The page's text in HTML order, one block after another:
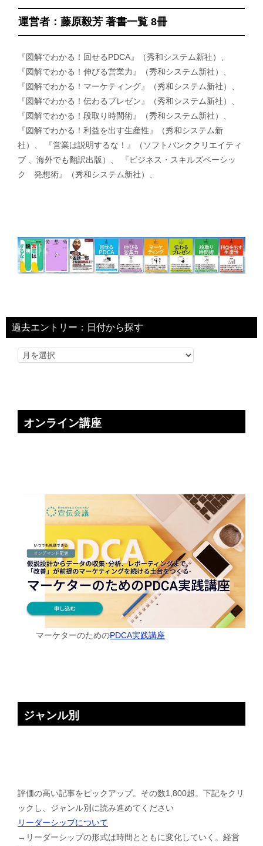
運営者：藤原毅芳 著書一覧 8冊
『図解でわかる！回せるPDCA』（秀和システム新社）、
『図解でわかる！伸びる営業力』（秀和システム新社）、
『図解でわかる！マーケティング』（秀和システム新社）、
『図解でわかる！伝わるプレゼン』（秀和システム新社）、
『図解でわかる！段取り時間術』（秀和システム新社）、
『図解でわかる！利益を出す生産性』（秀和システム新
社）、 『営業は説明するな！』（ソフトバンククリエイティ
ブ 、海外でも翻訳出版）、 『ビジネス・スキルズベーシッ
ク 発想術』（秀和システム新社）、
過去エントリー：日付から探す
オンライン講座
マーケターのためのPDCA実践講座
ジャンル別
評価の高い記事をピックアップ。その数1,800超。下記をクリ
ックし、ジャンル別に読み進めてください
リーダーシップについて
→リーダーシップの形式は時間とともに変化していく。経営